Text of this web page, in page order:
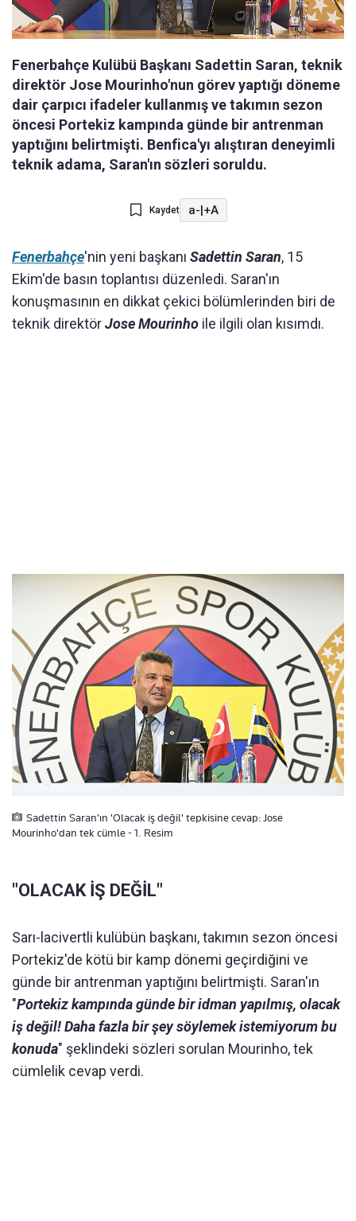
Fenerbahçe Kulübü Başkanı Sadettin Saran, teknik
direktör Jose Mourinho'nun görev yaptığı döneme
dair çarpıcı ifadeler kullanmış ve takımın sezon
öncesi Portekiz kampında günde bir antrenman
yaptığını belirtmişti. Benfica'yı alıştıran deneyimli
teknik adama, Saran'ın sözleri soruldu.
Kaydet a-|+A
Fenerbahçe'nin yeni başkanı Sadettin Saran, 15
Ekim'de basın toplantısı düzenledi. Saran'ın
konuşmasının en dikkat çekici bölümlerinden biri de
teknik direktörJose Mourinho ile ilgili olan kısımdı.
Sadettin Saran'ın 'Olacak iş değil' tepkisine cevap: Jose
Mourinho'dan tek cümle - 1. Resim
"OLACAK İŞ DEĞİL"
Sarı-lacivertli kulübün başkanı, takımın sezon öncesi
Portekiz'de kötü bir kamp dönemi geçirdiğini ve
günde bir antrenman yaptığını belirtmişti. Saran'ın
"Portekiz kampında günde bir idman yapılmış, olacak
iş değil! Daha fazla bir şey söylemek istemiyorum bu
konuda" şeklindeki sözleri sorulan Mourinho, tek
cümlelik cevap verdi.